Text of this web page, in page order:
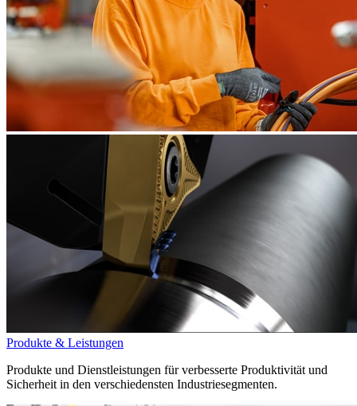
Produkte & Leistungen
Produkte und Dienstleistungen für verbesserte Produktivität und
Sicherheit in den verschiedensten Industriesegmenten.